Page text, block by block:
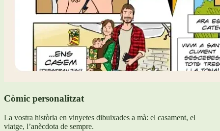
Còmic personalitzat
La vostra història en vinyetes dibuixades a mà: el casament, el
viatge, l’anècdota de sempre.